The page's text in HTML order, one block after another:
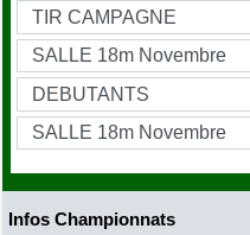
Infos Championnats